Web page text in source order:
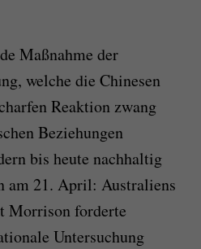
Maßnahme der
welche die Chinesen
Reaktion zwang
Beziehungen
bis heute nachhaltig
am 21. April: Australiens
Morrison forderte
Untersuchung